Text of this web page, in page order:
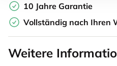
10 Jahre Garantie
Vollständig nach Ihren
Weitere